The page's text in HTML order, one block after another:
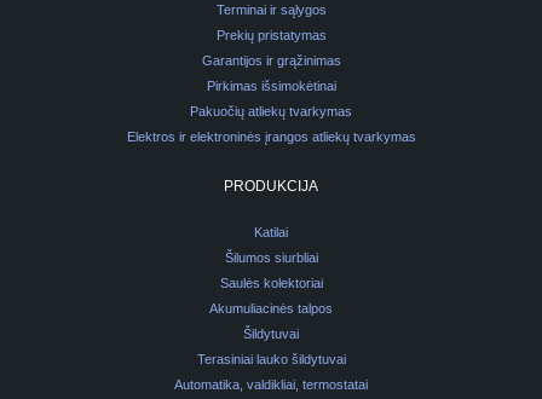
Terminai ir sąlygos
Prekių pristatymas
Garantijos ir grąžinimas
Pirkimas išsimokėtinai
Pakuočių atliekų tvarkymas
Elektros ir elektroninės įrangos atliekų tvarkymas
PRODUKCIJA
Katilai
Šilumos siurbliai
Saulės kolektoriai
Akumuliacinės talpos
Šildytuvai
Terasiniai lauko šildytuvai
Automatika, valdikliai, termostatai